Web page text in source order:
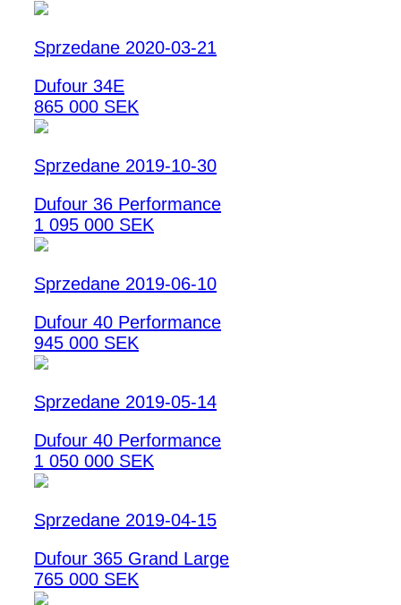
Sprzedane 2020-03-21
Dufour 34E
865 000 SEK
Sprzedane 2019-10-30
Dufour 36 Performance
1 095 000 SEK
Sprzedane 2019-06-10
Dufour 40 Performance
945 000 SEK
Sprzedane 2019-05-14
Dufour 40 Performance
1 050 000 SEK
Sprzedane 2019-04-15
Dufour 365 Grand Large
765 000 SEK